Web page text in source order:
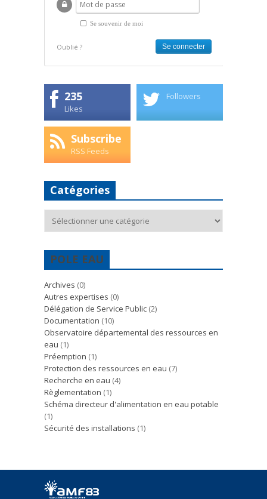
Se souvenir de moi
Oublié ?
235
Likes
Followers
Subscribe
RSS Feeds
Catégories
POLE EAU
Archives (0)
Autres expertises (0)
Délégation de Service Public (2)
Documentation (10)
Observatoire départemental des ressources en
eau (1)
Préemption (1)
Protection des ressources en eau (7)
Recherche en eau (4)
Règlementation (1)
Schéma directeur d'alimentation en eau potable
(1)
Sécurité des installations (1)